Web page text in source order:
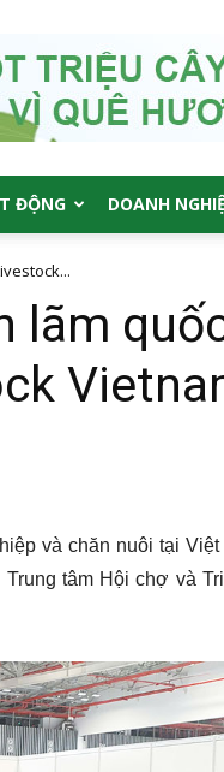
ĐỘNG DOANH
lãm
và chăn nuôi tại
tâm Hội chợ và